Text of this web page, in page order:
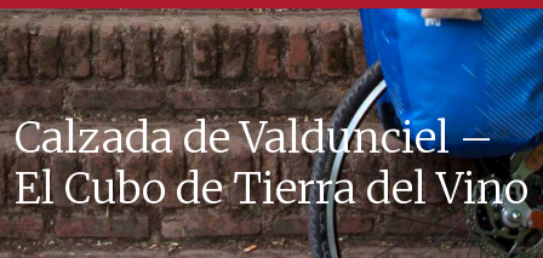
Calzada de Valdunciel –
El Cubo de Tierra del Vino